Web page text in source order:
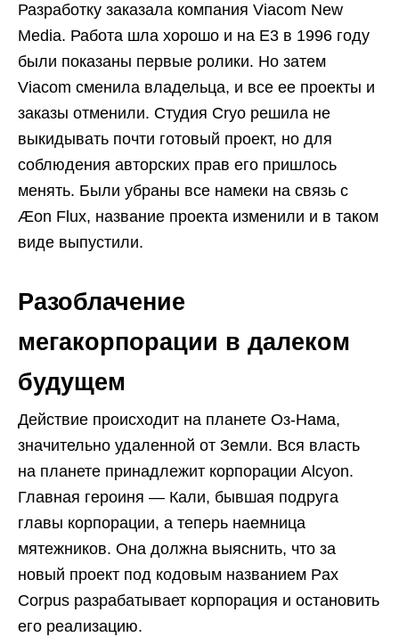
Разработку заказала компания Viacom New
Media. Работа шла хорошо и на E3 в 1996 году
были показаны первые ролики. Но затем
Viacom сменила владельца, и все ее проекты и
заказы отменили. Студия Cryo решила не
выкидывать почти готовый проект, но для
соблюдения авторских прав его пришлось
менять. Были убраны все намеки на связь с
Æon Flux, название проекта изменили и в таком
виде выпустили.
Разоблачение
мегакорпорации в далеком
будущем
Действие происходит на планете Оз-Нама,
значительно удаленной от Земли. Вся власть
на планете принадлежит корпорации Alcyon.
Главная героиня — Кали, бывшая подруга
главы корпорации, а теперь наемница
мятежников. Она должна выяснить, что за
новый проект под кодовым названием Pax
Corpus разрабатывает корпорация и остановить
его реализацию.